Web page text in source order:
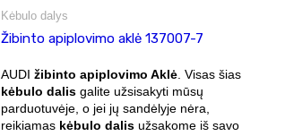
Kėbulo dalys
Žibinto apiplovimo aklė 137007-7
AUDI žibinto apiplovimo Aklė . Visas šias
kėbulo dalis galite užsisakyti mūsų
parduotuvėje, o jei jų sandėlyje nėra,
reikiamas kėbulo dalis užsakome iš savo